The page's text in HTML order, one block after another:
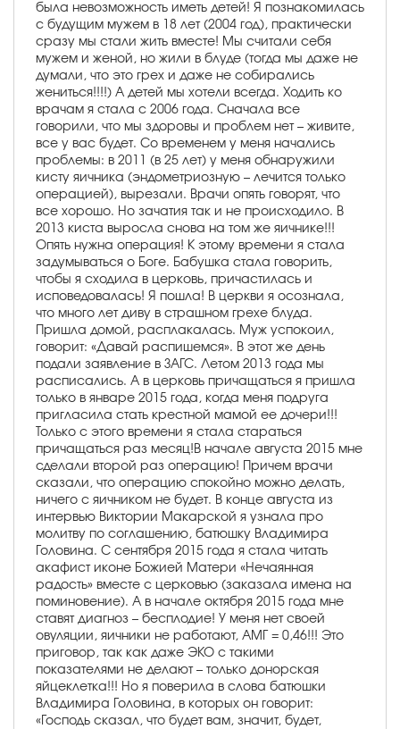
была невозможность иметь детей! Я познакомилась
с будущим мужем в 18 лет (2004 год), практически
сразу мы стали жить вместе! Мы считали себя
мужем и женой, но жили в блуде (тогда мы даже не
думали, что это грех и даже не собирались
жениться!!!!) А детей мы хотели всегда. Ходить ко
врачам я стала с 2006 года. Сначала все
говорили, что мы здоровы и проблем нет – живите,
все у вас будет. Со временем у меня начались
проблемы: в 2011 (в 25 лет) у меня обнаружили
кисту яичника (эндометриозную – лечится только
операцией), вырезали. Врачи опять говорят, что
все хорошо. Но зачатия так и не происходило. В
2013 киста выросла снова на том же яичнике!!!
Опять нужна операция! К этому времени я стала
задумываться о Боге. Бабушка стала говорить,
чтобы я сходила в церковь, причастилась и
исповедовалась! Я пошла! В церкви я осознала,
что много лет диву в страшном грехе блуда.
Пришла домой, расплакалась. Муж успокоил,
говорит: «Давай распишемся». В этот же день
подали заявление в ЗАГС. Летом 2013 года мы
расписались. А в церковь причащаться я пришла
только в январе 2015 года, когда меня подруга
пригласила стать крестной мамой ее дочери!!!
Только с этого времени я стала стараться
причащаться раз месяц!В начале августа 2015 мне
сделали второй раз операцию! Причем врачи
сказали, что операцию спокойно можно делать,
ничего с яичником не будет. В конце августа из
интервью Виктории Макарской я узнала про
молитву по соглашению, батюшку Владимира
Головина. С сентября 2015 года я стала читать
акафист иконе Божией Матери «Нечаянная
радость» вместе с церковью (заказала имена на
поминовение). А в начале октября 2015 года мне
ставят диагноз – бесплодие! У меня нет своей
овуляции, яичники не работают, АМГ = 0,46!!! Это
приговор, так как даже ЭКО с такими
показателями не делают – только донорская
яйцеклетка!!! Но я поверила в слова батюшки
Владимира Головина, в которых он говорит:
«Господь сказал, что будет вам, значит, будет,